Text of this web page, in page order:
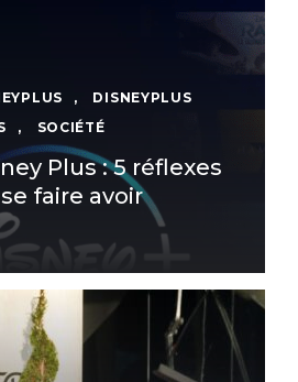
,
DISNEYPLUS
, SOCIÉTÉ
Plus : 5 réflexes
faire avoir